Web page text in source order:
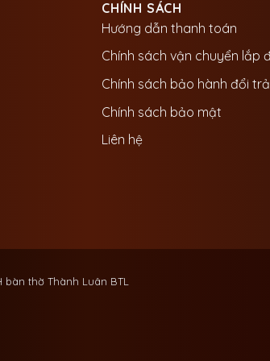
CHÍNH SÁCH
Hướng dẫn thanh toán
Chính sách vận chuyển lắp
Chính sách bảo hành đổi trả
Chính sách bảo mật
Liên hệ
thờ Thành Luân BTL